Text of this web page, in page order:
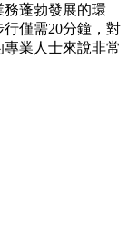
蓬勃發展的環
僅需20分鐘，對
業人士來說非常